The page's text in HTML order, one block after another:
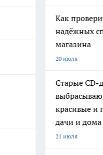
Как
надёжных
магазина
20 июля
Старые CD-
красивые и
дачи и дома
21 июля